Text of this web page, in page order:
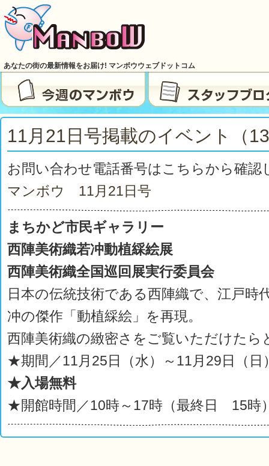
あなたの街の最新情報をお届け! マンボウウェブドットコム
11月21日号掲載のイベント（
お問い合わせ電話番号はこちらから確
マンボウ 11月21日号
まちかど市民ギャラリー
西陣美術織若冲動植綵絵展
西陣美術織全国巡回展実行委員会
日本の伝統技術である西陣織で、江戸時
冲の傑作「動植綵絵」を再現。
西陣美術織の緻密さをご覧いただけたら
★期間／11月25日（水）～11月29日（日
★入場無料
★開館時間／10時～17時（最終日 15時